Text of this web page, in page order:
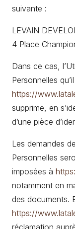
suivante :
LEVAIN
4 Place
Dans ce cas,
Personnelles
https://
supprime, en
d’une pièce
Les demandes
Personnelles
imposées à
notamment en
des documents.
https://
réclamation